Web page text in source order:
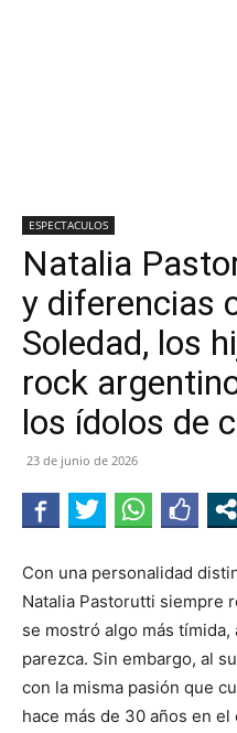
ESPECTACULOS
Natalia
y diferencias
Soledad, los
rock
los ídolos de
23 de junio de 2026
Con una personalidad
Natalia Pastorutti siempre
se mostró algo más
parezca. Sin embargo, al
con la misma pasión que
hace más de 30 años en